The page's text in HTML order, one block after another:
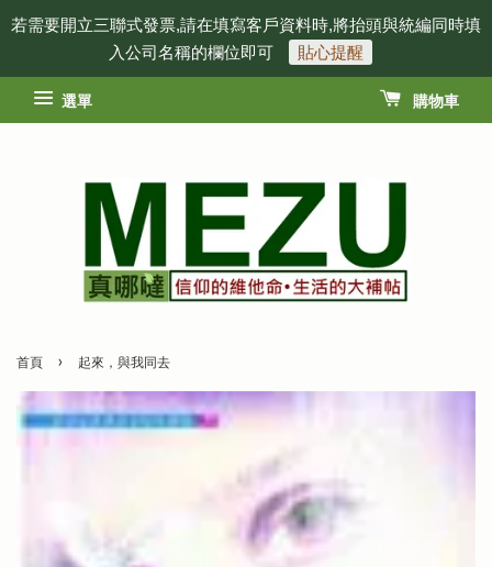
若需要開立三聯式發票,請在填寫客戶資料時,將抬頭與統編同時填
入公司名稱的欄位即可
貼心提醒
選單 購物車
首頁 › 起來，與我同去